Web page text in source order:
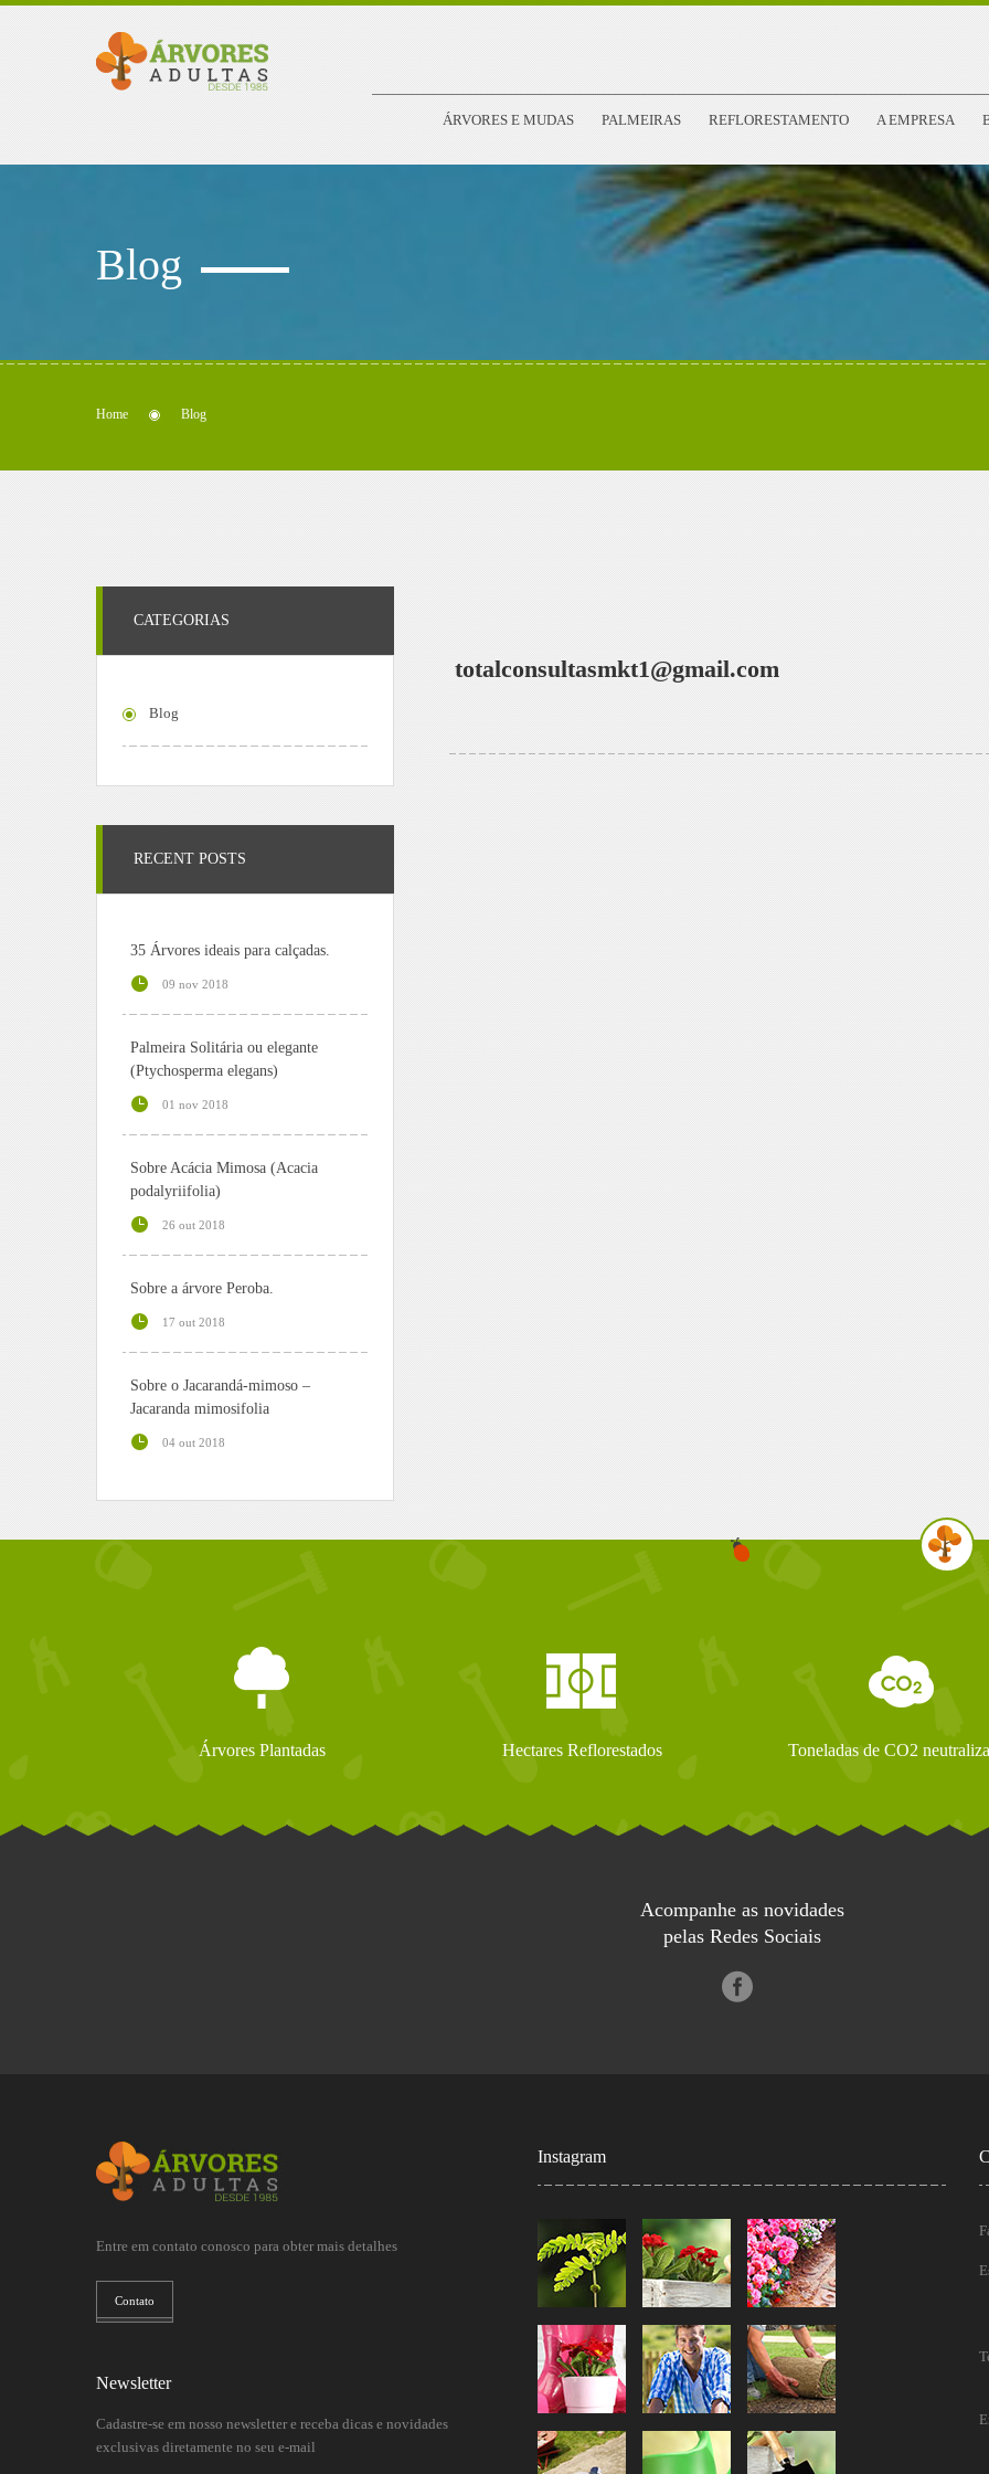
ÁRVORES E MUDAS PALMEIRAS REFLORESTAMENTO A EMPRESA
Blog
Home Blog
totalconsultasmkt1@gmail.com
CATEGORIAS
Blog
RECENT POSTS
35 Árvores ideais para calçadas.
09 nov 2018
Palmeira Solitária ou elegante
(Ptychosperma elegans)
01 nov 2018
Sobre Acácia Mimosa (Acacia
podalyriifolia)
26 out 2018
Sobre a árvore Peroba.
17 out 2018
Sobre o Jacarandá-mimoso –
Jacaranda mimosifolia
04 out 2018
Árvores Plantadas Hectares Reflorestados Toneladas de CO2
Acompanhe as novidades
pelas Redes Sociais
Entre em contato conosco para obter mais detalhes
Contato
Newsletter
Cadastre-se em nosso newsletter e receba dicas e novidades
exclusivas diretamente no seu e-mail
Instagram